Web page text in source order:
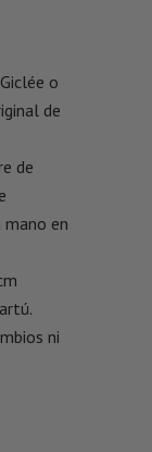
o
de
de
mano en
ni